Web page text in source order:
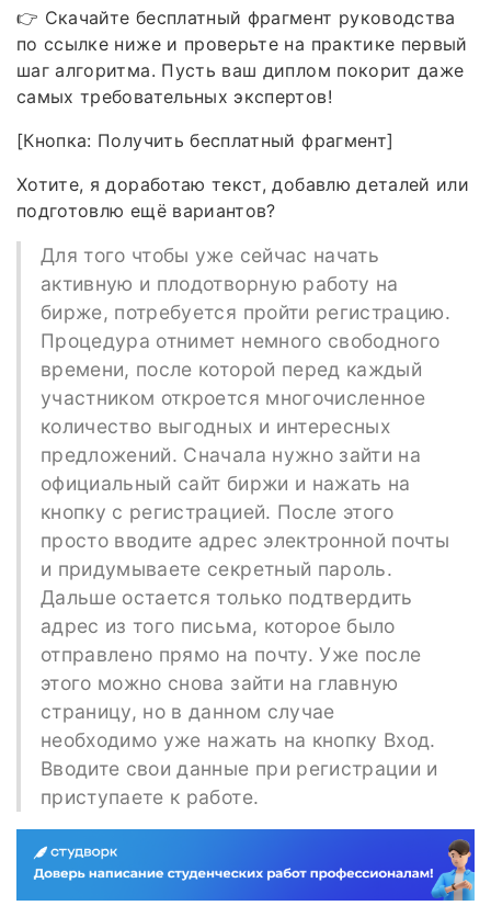
👉 Скачайте бесплатный фрагмент руководства
по ссылке ниже и проверьте на практике первый
шаг алгоритма. Пусть ваш диплом покорит даже
самых требовательных экспертов!
[Кнопка: Получить бесплатный фрагмент]
Хотите, я доработаю текст, добавлю деталей или
подготовлю ещё вариантов?
Для того чтобы уже сейчас начать
активную и плодотворную работу на
бирже, потребуется пройти регистрацию.
Процедура отнимет немного свободного
времени, после которой перед каждый
участником откроется многочисленное
количество выгодных и интересных
предложений. Сначала нужно зайти на
официальный сайт биржи и нажать на
кнопку с регистрацией. После этого
просто вводите адрес электронной почты
и придумываете секретный пароль.
Дальше остается только подтвердить
адрес из того письма, которое было
отправлено прямо на почту. Уже после
этого можно снова зайти на главную
страницу, но в данном случае
необходимо уже нажать на кнопку Вход.
Вводите свои данные при регистрации и
приступаете к работе.